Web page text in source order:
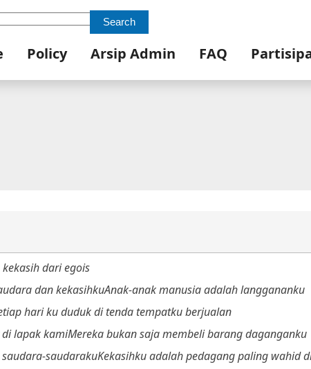
Search
Policy Arsip Admin FAQ
dari egois
dan kekasihkuAnak-anak manusia adalah langgananku
hari ku duduk di tenda tempatku berjualan
lapak kamiMereka bukan saja membeli barang daganganku
saudarakuKekasihku adalah pedagang paling wahid